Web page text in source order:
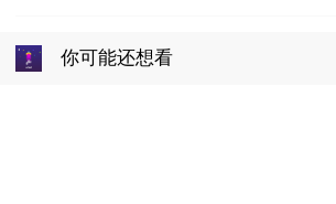
你可能还想看